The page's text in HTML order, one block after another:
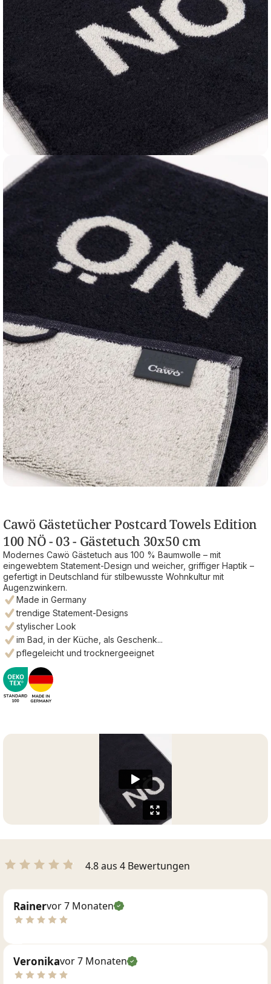
Cawö Gästetücher Postcard Towels Edition
100 NÖ - 03 - Gästetuch 30x50 cm
Modernes Cawö Gästetuch aus 100 % Baumwolle – mit
eingewebtem Statement-Design und weicher, griffiger Haptik –
gefertigt in Deutschland für stilbewusste Wohnkultur mit
Augenzwinkern.
Made in Germany
trendige Statement-Designs
stylischer Look
im Bad, in der Küche, als Geschenk...
pflegeleicht und trocknergeeignet
4.8 aus 4 Bewertungen
Rainervor 7 Monaten
Veronikavor 7 Monaten